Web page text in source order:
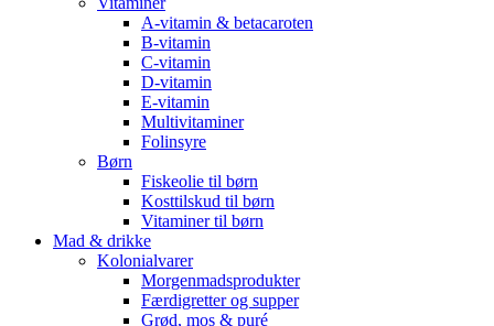
A-vitamin & betacaroten
B-vitamin
C-vitamin
D-vitamin
E-vitamin
Multivitaminer
Folinsyre
Børn
Fiskeolie til børn
Kosttilskud til børn
Vitaminer til børn
Mad & drikke
Kolonialvarer
Morgenmadsprodukter
Færdigretter og supper
Grød, mos & puré